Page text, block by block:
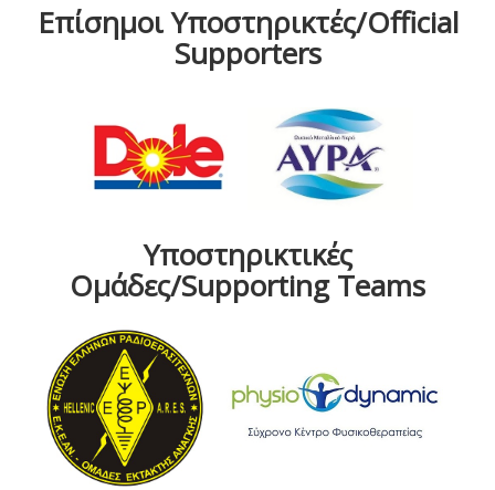
Επίσημοι Υποστηρικτές/Official
Supporters
Υποστηρικτικές
Ομάδες/Supporting Teams